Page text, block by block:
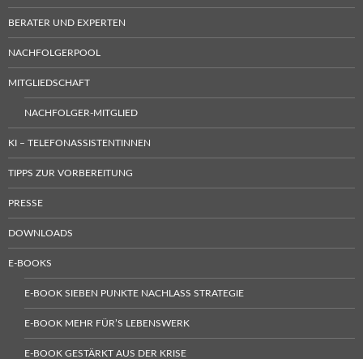
BERATER UND EXPERTEN
NACHFOLGERPOOL
MITGLIEDSCHAFT
NACHFOLGER-MITGLIED
KI – TELEFONASSISTENTINNEN
TIPPS ZUR VORBEREITUNG
PRESSE
DOWNLOADS
E-BOOKS
E-BOOK SIEBEN PUNKTE NACHLASS STRATEGIE
E-BOOK MEHR FÜR’S LEBENSWERK
E-BOOK GESTÄRKT AUS DER KRISE